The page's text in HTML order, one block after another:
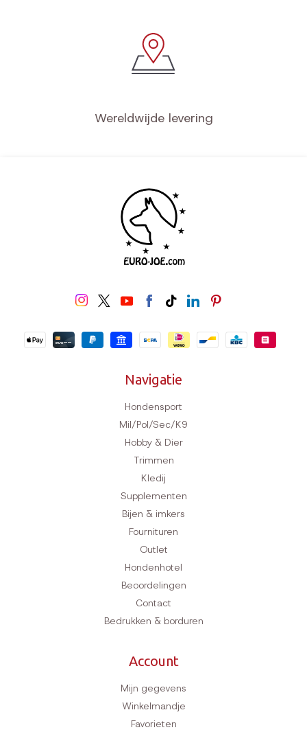
Wereldwijde levering
Navigatie
Hondensport
Mil/Pol/Sec/K9
Hobby & Dier
Trimmen
Kledij
Supplementen
Bijen & imkers
Fournituren
Outlet
Hondenhotel
Beoordelingen
Contact
Bedrukken & borduren
Account
Mijn gegevens
Winkelmandje
Favorieten